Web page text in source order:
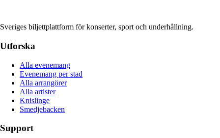
Sveriges biljettplattform för konserter, sport och underhållning.
Utforska
Alla evenemang
Evenemang per stad
Alla arrangörer
Alla artister
Knislinge
Smedjebacken
Support